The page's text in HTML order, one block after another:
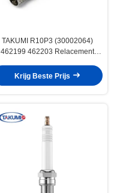
TAKUMI R10P3 (30002064)
462199 462203 Relacement
Krijg Beste Prijs